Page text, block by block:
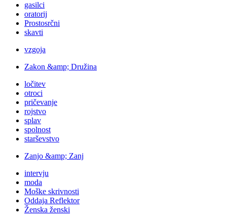
gasilci
oratorij
Prostosrčni
skavti
vzgoja
Zakon &amp; Družina
ločitev
otroci
pričevanje
rojstvo
splav
spolnost
starševstvo
Zanjo &amp; Zanj
intervju
moda
Moške skrivnosti
Oddaja Reflektor
Ženska ženski